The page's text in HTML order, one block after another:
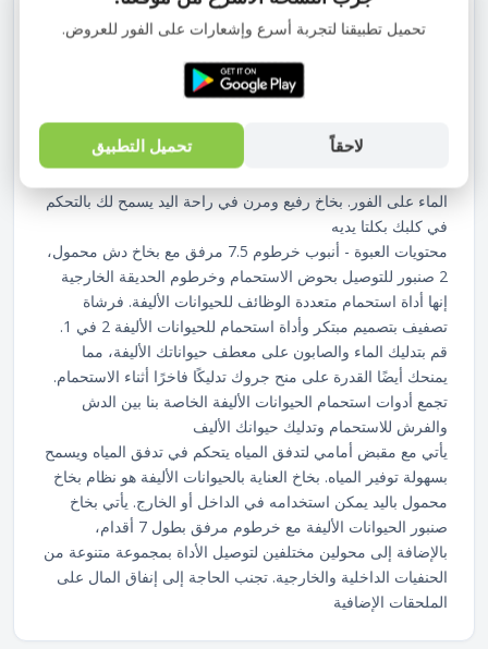
نفس الوقت يمكن أن يكون أسهل في تنظيف خبث الحمام،
لضغط الماء المثالي والفرشاة الناعمة تخفيف إجهاد الحيوانات
الأليفة القلقة دون القلق
تم تصميم سوار الساعة لتثبيت الأداة بأمان في مكانها وتناسب
معظم أيدي المالكين لتناسب يدك أثناء الاستخدام. يقلل من إهدار
المزيد من الماء والوقت لأن زر التبديل بيد واحدة لإيقاف تشغيل
الماء على الفور. بخاخ رفيع ومرن في راحة اليد يسمح لك بالتحكم
في كلبك بكلتا يديه
محتويات العبوة - أنبوب خرطوم 7.5 مرفق مع بخاخ دش محمول،
2 صنبور للتوصيل بحوض الاستحمام وخرطوم الحديقة الخارجية
إنها أداة استحمام متعددة الوظائف للحيوانات الأليفة. فرشاة
تصفيف بتصميم مبتكر وأداة استحمام للحيوانات الأليفة 2 في 1.
قم بتدليك الماء والصابون على معطف حيواناتك الأليفة، مما
يمنحك أيضًا القدرة على منح جروك تدليكًا فاخرًا أثناء الاستحمام.
تجمع أدوات استحمام الحيوانات الأليفة الخاصة بنا بين الدش
والفرش للاستحمام وتدليك حيوانك الأليف
يأتي مع مقبض أمامي لتدفق المياه يتحكم في تدفق المياه ويسمح
بسهولة توفير المياه. بخاخ العناية بالحيوانات الأليفة هو نظام بخاخ
محمول باليد يمكن استخدامه في الداخل أو الخارج. يأتي بخاخ
صنبور الحيوانات الأليفة مع خرطوم مرفق بطول 7 أقدام،
بالإضافة إلى محولين مختلفين لتوصيل الأداة بمجموعة متنوعة من
الحنفيات الداخلية والخارجية. تجنب الحاجة إلى إنفاق المال على
الملحقات الإضافية
تحميل تطبيقنا لتجربة أسرع وإشعارات على الفور للعروض.
لاحقاً تحميل التطبيق